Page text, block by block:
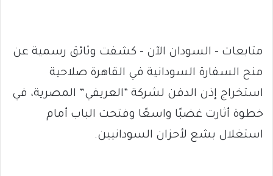
متابعات – السودان الآن – كشفت وثائق رسمية عن
منح السفارة السودانية في القاهرة صلاحية
استخراج إذن الدفن لشركة “العريفي” المصرية، في
خطوة أثارت غضبًا واسعًا وفتحت الباب أمام
استغلال بشع لأحزان السودانيين.